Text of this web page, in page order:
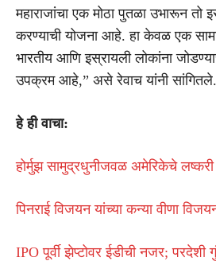
महाराजांचा एक मोठा पुतळा उभारून तो
करण्याची योजना आहे. हा केवळ एक
भारतीय आणि इस्रायली लोकांना
उपक्रम आहे,” असे रेवाच यांनी सांगितले.
हे ही वाचा:
होर्मुझ सामुद्रधुनीजवळ अमेरिकेचे
पिनराई विजयन यांच्या कन्या वीणा
IPO पूर्वी झेप्टोवर ईडीची नजर;